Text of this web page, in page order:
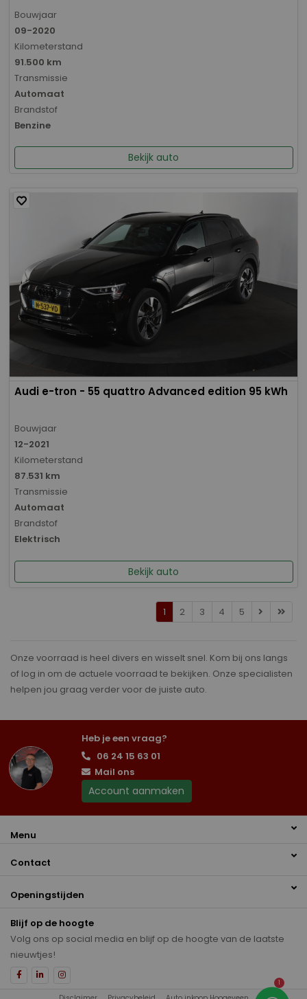
Bouwjaar
09-2020
Kilometerstand
91.500 km
Transmissie
Automaat
Brandstof
Benzine
Bekijk auto
Audi e-tron - 55 quattro Advanced edition 95 kWh
Bouwjaar
12-2021
Kilometerstand
87.531 km
Transmissie
Automaat
Brandstof
Elektrisch
Bekijk auto
1 2 3 4 5
Onze voorraad is heel divers en wisselt snel. Kom bij ons langs
of log in om de actuele voorraad te bekijken. Onze specialisten
helpen jou graag verder voor de juiste auto.
Heb je een vraag?
06 24 15 63 01
Mail ons
Account aanmaken
Menu
Contact
Openingstijden
Blijf op de hoogte
Volg ons op social media en blijf op de hoogte van de laatste
nieuwtjes!
1